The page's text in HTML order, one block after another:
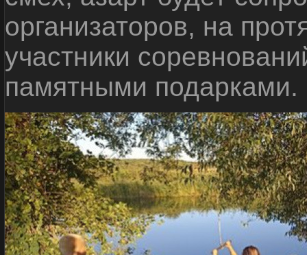
организаторов, на
участники
памятными подарками.